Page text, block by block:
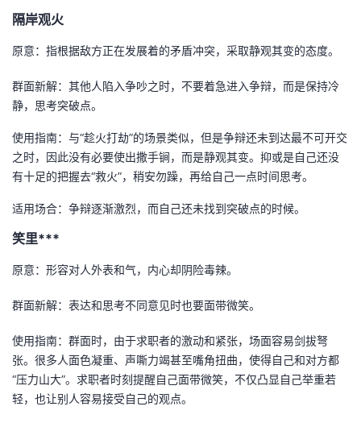
隔岸观火
原意：指根据敌方正在发展着的矛盾冲突，采取静观其变的态度。
群面新解：其他人陷入争吵之时，不要着急进入争辩，而是保持冷
静，思考突破点。
使用指南：与“趁火打劫”的场景类似，但是争辩还未到达最不可开交
之时，因此没有必要使出撒手锏，而是静观其变。抑或是自己还没
有十足的把握去“救火”，稍安勿躁，再给自己一点时间思考。
适用场合：争辩逐渐激烈，而自己还未找到突破点的时候。
笑里***
原意：形容对人外表和气，内心却阴险毒辣。
群面新解：表达和思考不同意见时也要面带微笑。
使用指南：群面时，由于求职者的激动和紧张，场面容易剑拔弩
张。很多人面色凝重、声嘶力竭甚至嘴角扭曲，使得自己和对方都
“压力山大”。求职者时刻提醒自己面带微笑，不仅凸显自己举重若
轻，也让别人容易接受自己的观点。